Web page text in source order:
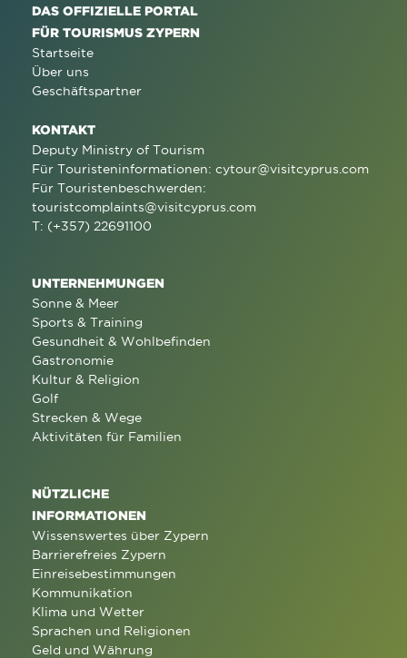
DAS OFFIZIELLE PORTAL
FÜR TOURISMUS ZYPERN
Startseite
Über uns
Geschäftspartner
KONTAKT
Deputy Ministry of Tourism
Für Touristeninformationen: cytour@visitcyprus.com
Für Touristenbeschwerden:
touristcomplaints@visitcyprus.com
T: (+357) 22691100
UNTERNEHMUNGEN
Sonne & Meer
Sports & Training
Gesundheit & Wohlbefinden
Gastronomie
Kultur & Religion
Golf
Strecken & Wege
Aktivitäten für Familien
NÜTZLICHE
INFORMATIONEN
Wissenswertes über Zypern
Barrierefreies Zypern
Einreisebestimmungen
Kommunikation
Klima und Wetter
Sprachen und Religionen
Geld und Währung